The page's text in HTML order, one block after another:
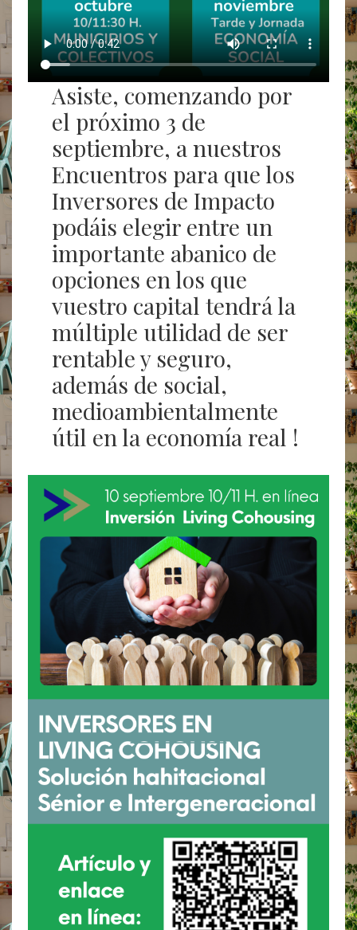
Asiste, comenzando por
el próximo 3 de
septiembre, a nuestros
Encuentros para que los
Inversores de Impacto
podáis elegir entre un
importante abanico de
opciones en los que
vuestro capital tendrá la
múltiple utilidad de ser
rentable y seguro,
además de social,
medioambientalmente
útil en la economía real !